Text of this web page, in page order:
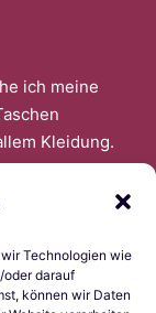
Technologien wie
oder darauf
können wir Daten
ich meine
Kleidung.
alter